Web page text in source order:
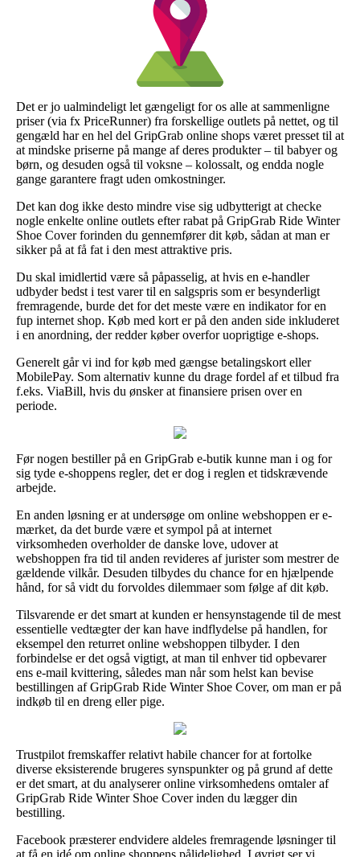
Det er jo ualmindeligt let gængeligt for os alle at sammenligne
priser (via fx PriceRunner) fra forskellige outlets på nettet, og til
gengæld har en hel del GripGrab online shops været presset til at
at mindske priserne på mange af deres produkter – til babyer og
børn, og desuden også til voksne – kolossalt, og endda nogle
gange garantere fragt uden omkostninger.
Det kan dog ikke desto mindre vise sig udbytterigt at checke
nogle enkelte online outlets efter rabat på GripGrab Ride Winter
Shoe Cover forinden du gennemfører dit køb, sådan at man er
sikker på at få fat i den mest attraktive pris.
Du skal imidlertid være så påpasselig, at hvis en e-handler
udbyder bedst i test varer til en salgspris som er besynderligt
fremragende, burde det for det meste være en indikator for en
fup internet shop. Køb med kort er på den anden side inkluderet
i en anordning, der redder køber overfor uoprigtige e-shops.
Generelt går vi ind for køb med gængse betalingskort eller
MobilePay. Som alternativ kunne du drage fordel af et tilbud fra
f.eks. ViaBill, hvis du ønsker at finansiere prisen over en
periode.
Før nogen bestiller på en GripGrab e-butik kunne man i og for
sig tyde e-shoppens regler, det er dog i reglen et tidskrævende
arbejde.
En anden løsning er at undersøge om online webshoppen er e-
mærket, da det burde være et sympol på at internet
virksomheden overholder de danske love, udover at
webshoppen fra tid til anden revideres af jurister som mestrer de
gældende vilkår. Desuden tilbydes du chance for en hjælpende
hånd, for så vidt du forvoldes dilemmaer som følge af dit køb.
Tilsvarende er det smart at kunden er hensynstagende til de mest
essentielle vedtægter der kan have indflydelse på handlen, for
eksempel den returret online webshoppen tilbyder. I den
forbindelse er det også vigtigt, at man til enhver tid opbevarer
ens e-mail kvittering, således man når som helst kan bevise
bestillingen af GripGrab Ride Winter Shoe Cover, om man er på
indkøb til en dreng eller pige.
Trustpilot fremskaffer relativt habile chancer for at fortolke
diverse eksisterende brugeres synspunkter og på grund af dette
er det smart, at du analyserer online virksomhedens omtaler af
GripGrab Ride Winter Shoe Cover inden du lægger din
bestilling.
Facebook præsterer endvidere aldeles fremragende løsninger til
at få en idé om online shoppens pålidelighed. I øvrigt ser vi